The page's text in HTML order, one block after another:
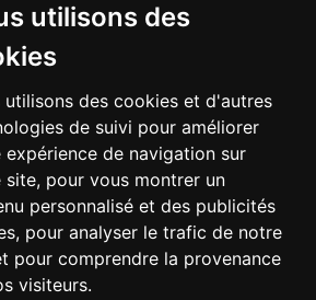
utilisons des
utilisons des cookies et d'autres
de suivi pour améliorer
expérience de navigation sur
site, pour vous montrer un
personnalisé et des publicités
pour analyser le trafic de notre
pour comprendre la provenance
visiteurs.
- numéro de mise en relation valable 5
?